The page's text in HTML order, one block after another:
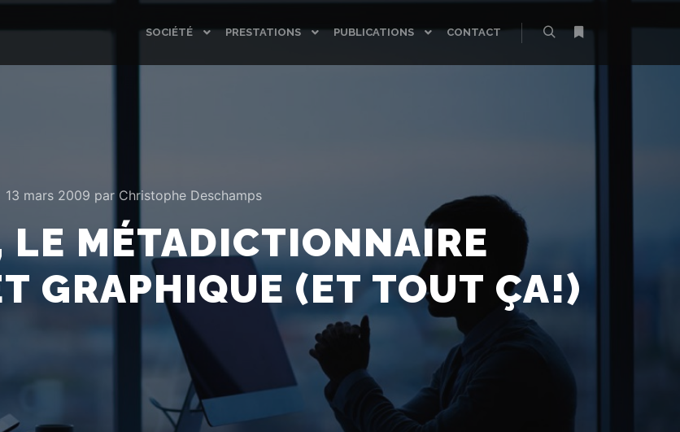
SOCIÉTÉ PRESTATIONS PUBLICATIONS
CONTACT
13 mars 2009 par Christophe Deschamps
LE MÉTADICTIONNAIRE
GRAPHIQUE (ET TOUT ÇA!)